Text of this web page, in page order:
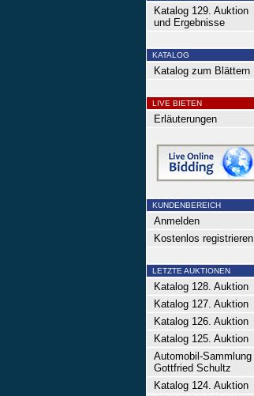
Katalog 129. Auktion
und Ergebnisse
KATALOG
Katalog zum Blättern
LIVE BIETEN
Erläuterungen
KUNDENBEREICH
Anmelden
Kostenlos registrieren
LETZTE AUKTIONEN
Katalog 128. Auktion
Katalog 127. Auktion
Katalog 126. Auktion
Katalog 125. Auktion
Automobil-Sammlung
Gottfried Schultz
Katalog 124. Auktion